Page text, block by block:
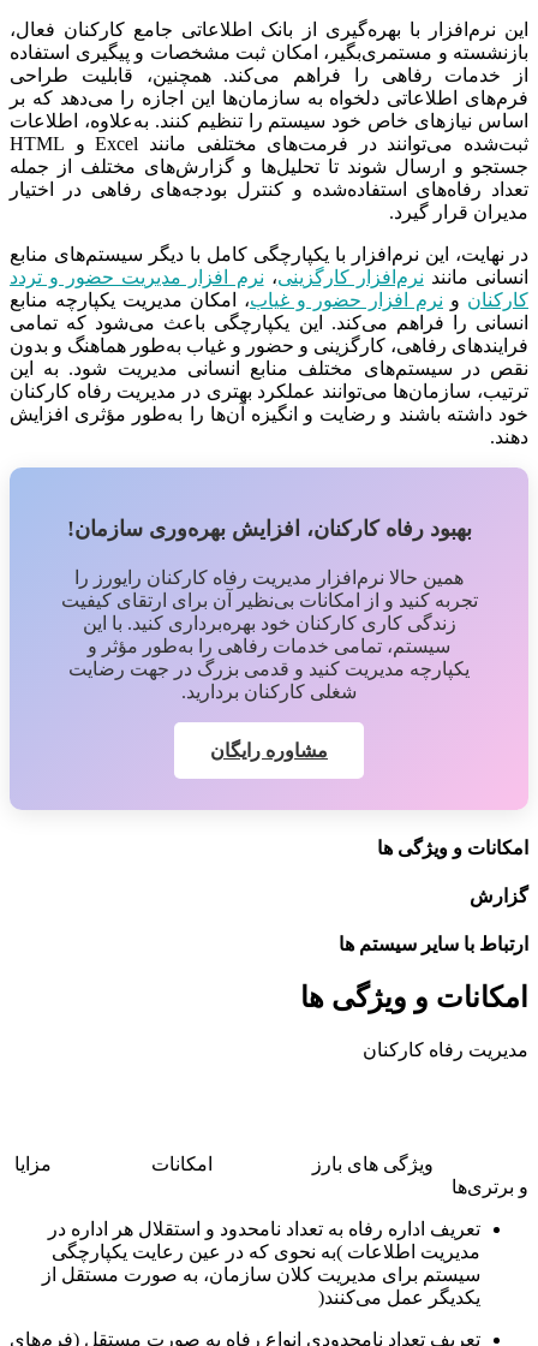
این نرم‌افزار با بهره‌گیری از بانک اطلاعاتی جامع کارکنان فعال،
بازنشسته و مستمری‌بگیر، امکان ثبت مشخصات و پیگیری استفاده
از خدمات رفاهی را فراهم می‌کند. همچنین، قابلیت طراحی
فرم‌های اطلاعاتی دلخواه به سازمان‌ها این اجازه را می‌دهد که بر
اساس نیازهای خاص خود سیستم را تنظیم کنند. به‌علاوه، اطلاعات
ثبت‌شده می‌توانند در فرمت‌های مختلفی مانند Excel و HTML
جستجو و ارسال شوند تا تحلیل‌ها و گزارش‌های مختلف از جمله
تعداد رفاه‌های استفاده‌شده و کنترل بودجه‌های رفاهی در اختیار
مدیران قرار گیرد.
در نهایت، این نرم‌افزار با یکپارچگی کامل با دیگر سیستم‌های منابع
انسانی مانند نرم‌افزار کارگزینی، نرم‌ افزار مدیریت حضور و تردد
کارکنان و نرم‌ افزار حضور و غیاب، امکان مدیریت یکپارچه منابع
انسانی را فراهم می‌کند. این یکپارچگی باعث می‌شود که تمامی
فرایندهای رفاهی، کارگزینی و حضور و غیاب به‌طور هماهنگ و بدون
نقص در سیستم‌های مختلف منابع انسانی مدیریت شود. به این
ترتیب، سازمان‌ها می‌توانند عملکرد بهتری در مدیریت رفاه کارکنان
خود داشته باشند و رضایت و انگیزه آن‌ها را به‌طور مؤثری افزایش
دهند.
بهبود رفاه کارکنان، افزایش بهره‌وری سازمان!
همین حالا نرم‌افزار مدیریت رفاه کارکنان رایورز را
تجربه کنید و از امکانات بی‌نظیر آن برای ارتقای کیفیت
زندگی کاری کارکنان خود بهره‌برداری کنید. با این
سیستم، تمامی خدمات رفاهی را به‌طور مؤثر و
یکپارچه مدیریت کنید و قدمی بزرگ در جهت رضایت
شغلی کارکنان بردارید.
مشاوره رایگان
امکانات و ویژگی ها
گزارش
ارتباط با سایر سیستم ها
امکانات و ویژگی ها
مدیریت رفاه کارکنان
ویژگی های بارز امکانات
مزایا
و برتری‌ها
تعریف اداره رفاه به تعداد نامحدود و استقلال هر اداره در
مدیریت اطلاعات )به نحوی که در عین رعایت یکپارچگی
سیستم برای مدیریت کلان سازمان، به صورت مستقل از
یکدیگر عمل می‌کنند(
تعریف تعداد نامحدودی انواع رفاه به صورت مستقل (فرم‌های